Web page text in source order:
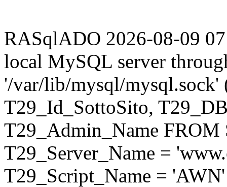
RASqlADO 2026-08-09
local MySQL server
'/var/lib/mysql/mysql.sock'
T29_Id_SottoSito,
T29_Admin_Name
T29_Server_Name =
T29_Script_Name = 'AWN'